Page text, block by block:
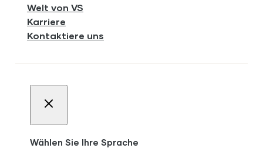
Welt von VS
Karriere
Kontaktiere uns
Wählen Sie Ihre Sprache